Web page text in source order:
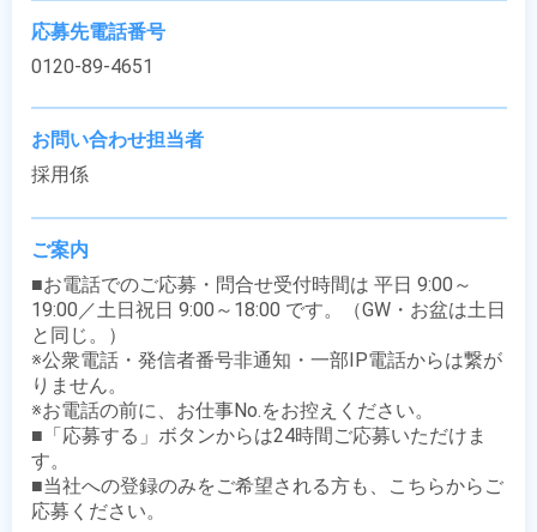
応募先電話番号
0120-89-4651
お問い合わせ担当者
採用係
ご案内
■お電話でのご応募・問合せ受付時間は 平日 9:00～
19:00／土日祝日 9:00～18:00 です。（GW・お盆は土日
と同じ。）
※公衆電話・発信者番号非通知・一部IP電話からは繋が
りません。
※お電話の前に、お仕事No.をお控えください。
■「応募する」ボタンからは24時間ご応募いただけま
す。
■当社への登録のみをご希望される方も、こちらからご
応募ください。